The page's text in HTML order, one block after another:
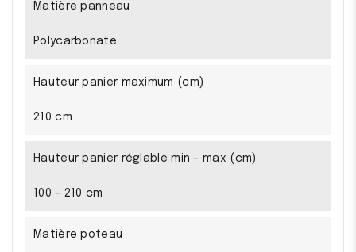
Matière panneau
Polycarbonate
Hauteur panier maximum (cm)
210 cm
Hauteur panier réglable min - max (cm)
100 - 210 cm
Matière poteau